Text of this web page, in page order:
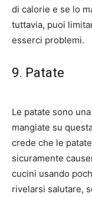
di calorie e se lo
tuttavia, puoi
esserci problemi.
9. Patate
Le patate sono
mangiate su
crede che le
sicuramente
cucini usando
rivelarsi salutare,